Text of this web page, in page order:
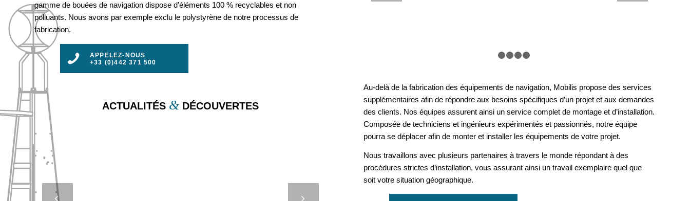
gamme de bouées de navigation dispose d’éléments 100 % recyclables et non
polluants. Nous avons par exemple exclu le polystyrène de notre processus de
fabrication.
APPELEZ-NOUS
+33 (0)442 371 500
ACTUALITÉS &DÉCOUVERTES
Au-delà de la fabrication des équipements de navigation, Mobilis propose des services
supplémentaires afin de répondre aux besoins spécifiques d’un projet et aux demandes
des clients. Nos équipes assurent ainsi un service complet de montage et d’installation.
Composée de techniciens et ingénieurs expérimentés et passionnés, notre équipe
pourra se déplacer afin de monter et installer les équipements de votre projet.
Nous travaillons avec plusieurs partenaires à travers le monde répondant à des
procédures strictes d’installation, vous assurant ainsi un travail exemplaire quel que
soit votre situation géographique.